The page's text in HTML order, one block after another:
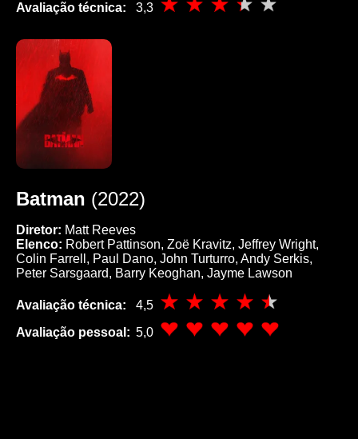
Avaliação técnica: 3,3
Batman (2022)
Diretor: Matt Reeves
Elenco: Robert Pattinson, Zoë Kravitz, Jeffrey Wright,
Colin Farrell, Paul Dano, John Turturro, Andy Serkis,
Peter Sarsgaard, Barry Keoghan, Jayme Lawson
Avaliação técnica:
4,5
Avaliação pessoal: 5,0